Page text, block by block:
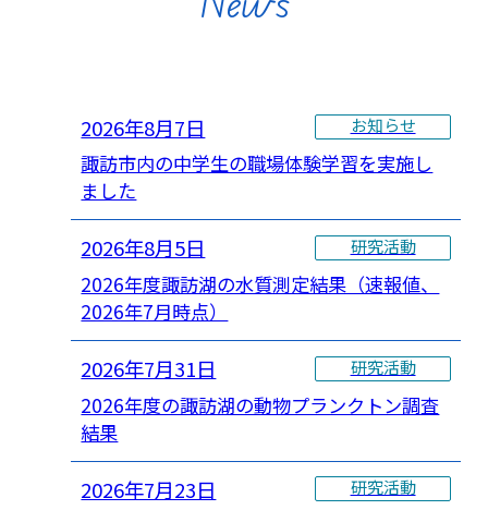
2026年8月7日 お知らせ
諏訪市内の中学生の職場体験学習を実施し
ました
2026年8月5日 研究活動
2026年度諏訪湖の水質測定結果（速報値、
2026年7月時点）
2026年7月31日 研究活動
2026年度の諏訪湖の動物プランクトン調査
結果
2026年7月23日 研究活動